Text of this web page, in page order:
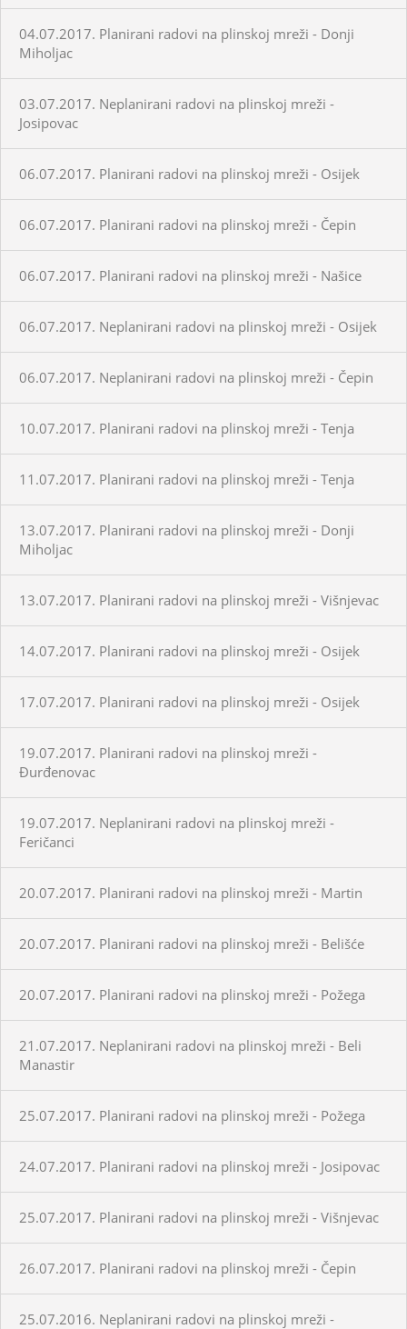
04.07.2017. Planirani radovi na plinskoj mreži - Donji
Miholjac
03.07.2017. Neplanirani radovi na plinskoj mreži -
Josipovac
06.07.2017. Planirani radovi na plinskoj mreži - Osijek
06.07.2017. Planirani radovi na plinskoj mreži - Čepin
06.07.2017. Planirani radovi na plinskoj mreži - Našice
06.07.2017. Neplanirani radovi na plinskoj mreži - Osijek
06.07.2017. Neplanirani radovi na plinskoj mreži - Čepin
10.07.2017. Planirani radovi na plinskoj mreži - Tenja
11.07.2017. Planirani radovi na plinskoj mreži - Tenja
13.07.2017. Planirani radovi na plinskoj mreži - Donji
Miholjac
13.07.2017. Planirani radovi na plinskoj mreži - Višnjevac
14.07.2017. Planirani radovi na plinskoj mreži - Osijek
17.07.2017. Planirani radovi na plinskoj mreži - Osijek
19.07.2017. Planirani radovi na plinskoj mreži -
Đurđenovac
19.07.2017. Neplanirani radovi na plinskoj mreži -
Feričanci
20.07.2017. Planirani radovi na plinskoj mreži - Martin
20.07.2017. Planirani radovi na plinskoj mreži - Belišće
20.07.2017. Planirani radovi na plinskoj mreži - Požega
21.07.2017. Neplanirani radovi na plinskoj mreži - Beli
Manastir
25.07.2017. Planirani radovi na plinskoj mreži - Požega
24.07.2017. Planirani radovi na plinskoj mreži - Josipovac
25.07.2017. Planirani radovi na plinskoj mreži - Višnjevac
26.07.2017. Planirani radovi na plinskoj mreži - Čepin
25.07.2016. Neplanirani radovi na plinskoj mreži -